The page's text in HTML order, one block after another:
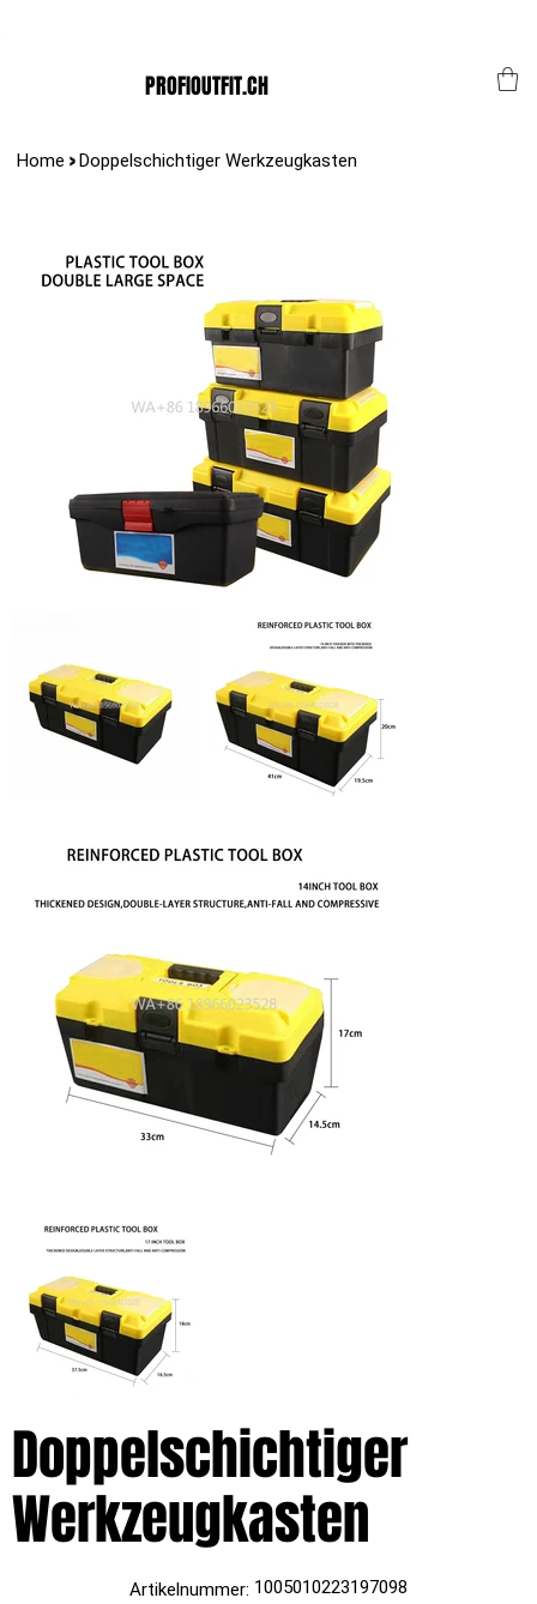
PROFIOUTFIT.CH
Home >Doppelschichtiger Werkzeugkasten
Doppelschichtiger
Werkzeugkasten
Artikelnummer: Artikelnummer:
1005010223197098
1005010223197098